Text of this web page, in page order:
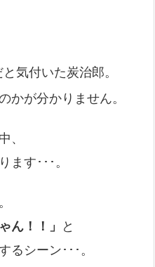
気付いた炭治郎。
かが分かりません。
、
ます･･･。
ん！！」
と
るシーン･･･。